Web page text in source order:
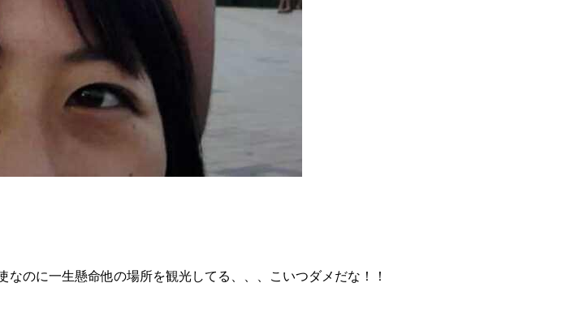
のに一生懸命他の場所を観光してる、、、こいつダメだな！！